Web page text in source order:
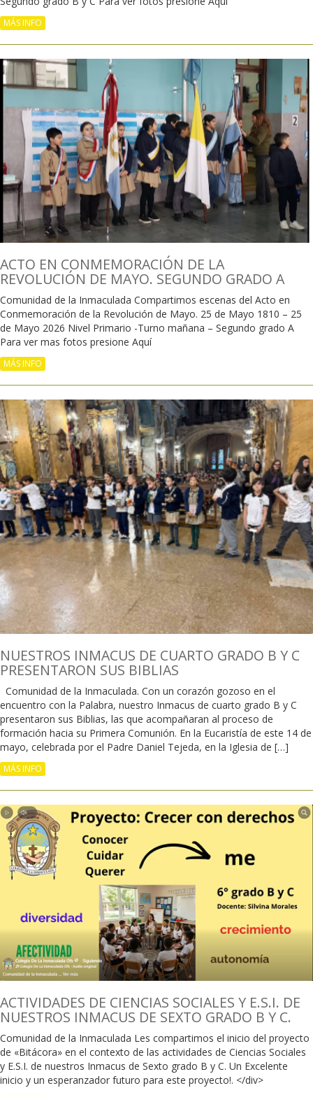
MÁS INFO
ACTO EN CONMEMORACIÓN DE LA
REVOLUCIÓN DE MAYO. SEGUNDO GRADO A
Comunidad de la Inmaculada Compartimos escenas del Acto en
Conmemoración de la Revolución de Mayo. 25 de Mayo 1810 – 25
de Mayo 2026 Nivel Primario -Turno mañana – Segundo grado A
Para ver mas fotos presione Aquí
MÁS INFO
NUESTROS INMACUS DE CUARTO GRADO B Y C
PRESENTARON SUS BIBLIAS
Comunidad de la Inmaculada. Con un corazón gozoso en el
encuentro con la Palabra, nuestro Inmacus de cuarto grado B y C
presentaron sus Biblias, las que acompañaran al proceso de
formación hacia su Primera Comunión. En la Eucaristía de este 14 de
mayo, celebrada por el Padre Daniel Tejeda, en la Iglesia de […]
MÁS INFO
ACTIVIDADES DE CIENCIAS SOCIALES Y E.S.I. DE
NUESTROS INMACUS DE SEXTO GRADO B Y C.
Comunidad de la Inmaculada Les compartimos el inicio del proyecto
de «Bitácora» en el contexto de las actividades de Ciencias Sociales
y E.S.I. de nuestros Inmacus de Sexto grado B y C. Un Excelente
inicio y un esperanzador futuro para este proyecto!. </div>